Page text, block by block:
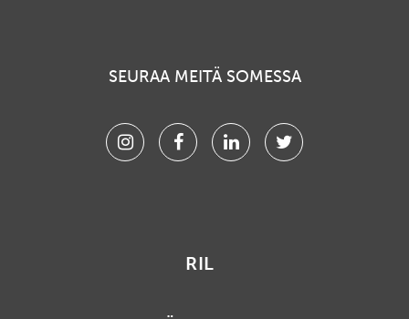
SEURAA MEITÄ SOMESSA
InstagramFacebookLinkedinTwitter
RIL